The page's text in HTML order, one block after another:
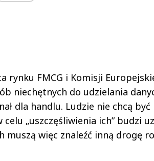
rynku FMCG i Komisji
niechętnych do udzielania
dla handlu. Ludzie nie chcą
„uszczęśliwienia ich” budzi
więc znaleźć inną drogę